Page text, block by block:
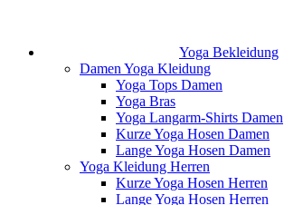
Yoga Bekleidung
Damen Yoga Kleidung
Yoga Tops Damen
Yoga Bras
Yoga Langarm-Shirts Damen
Kurze Yoga Hosen Damen
Lange Yoga Hosen Damen
Yoga Kleidung Herren
Kurze Yoga Hosen Herren
Lange Yoga Hosen Herren